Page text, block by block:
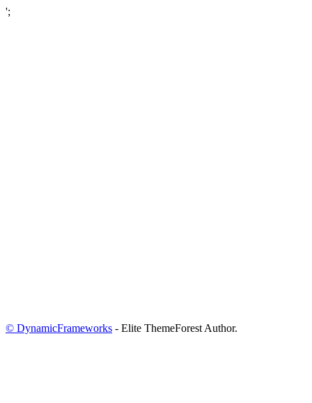
';
© DynamicFrameworks - Elite ThemeForest Author.